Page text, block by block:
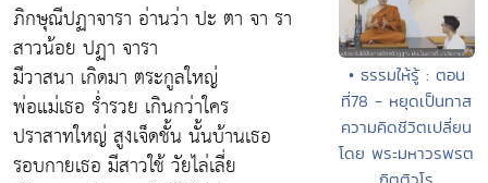
ภิกษุณีปฏาจารา อ่านว่า ปะ ตา จา รา
สาวน้อย ปฏา จารา
มีวาสนา เกิดมา ตระกูลใหญ่
พ่อแม่เธอ ร่ำรวย เกินกว่าใคร
ปราสาทใหญ่ สูงเจ็ดชั้น นั้นบ้านเธอ
รอบกายเธอ มีสาวใช้ วัยไล่เลี่ย
• ธรรมให้รู้ : ตอน
ที่78 - หยุดเป็นทาส
ความคิดชีวิตเปลี่ยน
โดย พระมหาวรพรต